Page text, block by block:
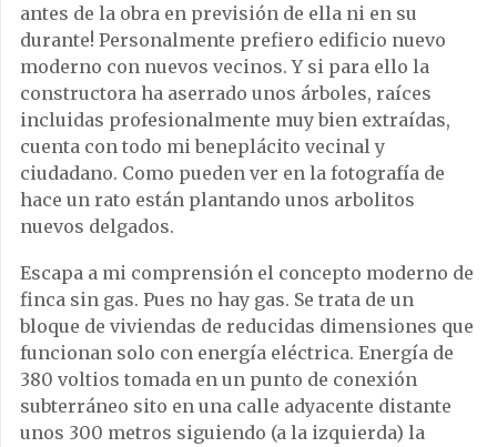
antes de la obra en previsión de ella ni en su
durante! Personalmente prefiero edificio nuevo
moderno con nuevos vecinos. Y si para ello la
constructora ha aserrado unos árboles, raíces
incluidas profesionalmente muy bien extraídas,
cuenta con todo mi beneplácito vecinal y
ciudadano. Como pueden ver en la fotografía de
hace un rato están plantando unos arbolitos
nuevos delgados.
Escapa a mi comprensión el concepto moderno de
finca sin gas. Pues no hay gas. Se trata de un
bloque de viviendas de reducidas dimensiones que
funcionan solo con energía eléctrica. Energía de
380 voltios tomada en un punto de conexión
subterráneo sito en una calle adyacente distante
unos 300 metros siguiendo (a la izquierda) la